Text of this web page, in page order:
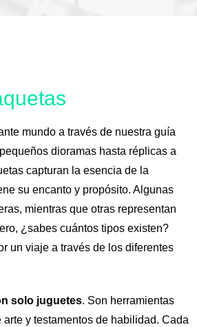
mundo a través de nuestra guía
dioramas hasta réplicas a
capturan la esencia de la
su encanto y propósito. Algunas
mientras que otras representan
¿sabes cuántos tipos existen?
un viaje a través de los diferentes
solo juguetes. Son herramientas
y testamentos de habilidad. Cada